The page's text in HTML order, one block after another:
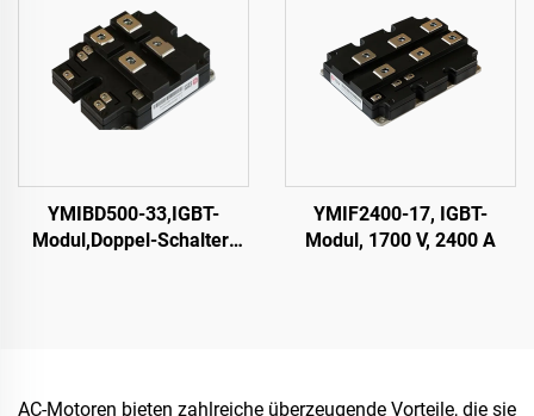
YMIBD500-33,IGBT-
Modul,Doppel-Schalter-
YMIF2400-17, IGBT-
Modul, 1700 V, 2400 A
AC-Motoren bieten zahlreiche überzeugende Vorteile, die sie